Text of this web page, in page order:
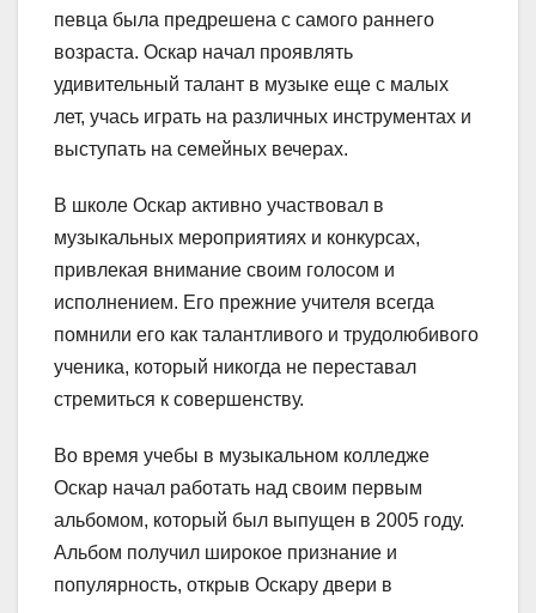
певца была предрешена с самого раннего
возраста. Оскар начал проявлять
удивительный талант в музыке еще с малых
лет, учась играть на различных инструментах и
выступать на семейных вечерах.
В школе Оскар активно участвовал в
музыкальных мероприятиях и конкурсах,
привлекая внимание своим голосом и
исполнением. Его прежние учителя всегда
помнили его как талантливого и трудолюбивого
ученика, который никогда не переставал
стремиться к совершенству.
Во время учебы в музыкальном колледже
Оскар начал работать над своим первым
альбомом, который был выпущен в 2005 году.
Альбом получил широкое признание и
популярность, открыв Оскару двери в